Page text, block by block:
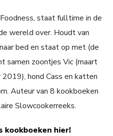
staat fulltime in de
wereld over. Houdt van
bed en staat op met (de
samen zoontjes Vic (maart
hond Cass en katten
Auteur van 8 kookboeken
Slowcookerreeks.
kookboeken hier!